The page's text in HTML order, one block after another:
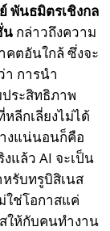
พันธมิตรเชิงกล
น กล่าวถึงความ
ตอันใกล้ ซึ่งจะ
า การนำ
ประสิทธิภาพ
ลีกเลี่ยงไม่ได้
งแน่นอนก็คือ
แล้ว AI จะเป็น
รับทรูบิสิเนส
ใช่โอกาสแค่
ให้กับคนทำงาน